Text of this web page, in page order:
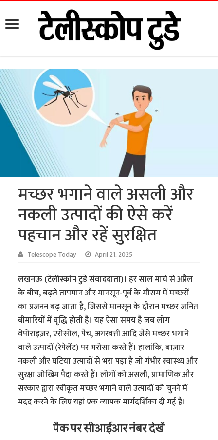
मच्छर भगाने वाले असली और
नकली उत्पादों की ऐसे करें
पहचान और रहें सुरक्षित
Telescope Today April 21, 2025
लखनऊ (टेलीस्कोप टुडे संवाददाता)।हर साल मार्च से अप्रैल
के बीच, बढ़ते तापमान और मानसून-पूर्व के मौसम में मच्छरों
का प्रजनन बढ़ जाता है, जिससे मानसून के दौरान मच्छर जनित
बीमारियों में वृद्धि होती है। यह ऐसा समय है जब लोग
वेपोराइज़र, एरोसोल, पैच, अगरबत्ती आदि जैसे मच्छर भगाने
वाले उत्पादों (रेपेलेंट) पर भरोसा करते हैं। हालांकि, बाज़ार
नकली और घटिया उत्पादों से भरा पड़ा है जो गंभीर स्वास्थ्य और
सुरक्षा जोखिम पैदा करते हैं। लोगों को असली, प्रामाणिक और
सरकार द्वारा स्वीकृत मच्छर भगाने वाले उत्पादों को चुनने में
मदद करने के लिए यहां एक व्यापक मार्गदर्शिका दी गई है।
पैक पर सीआईआर नंबर देखें